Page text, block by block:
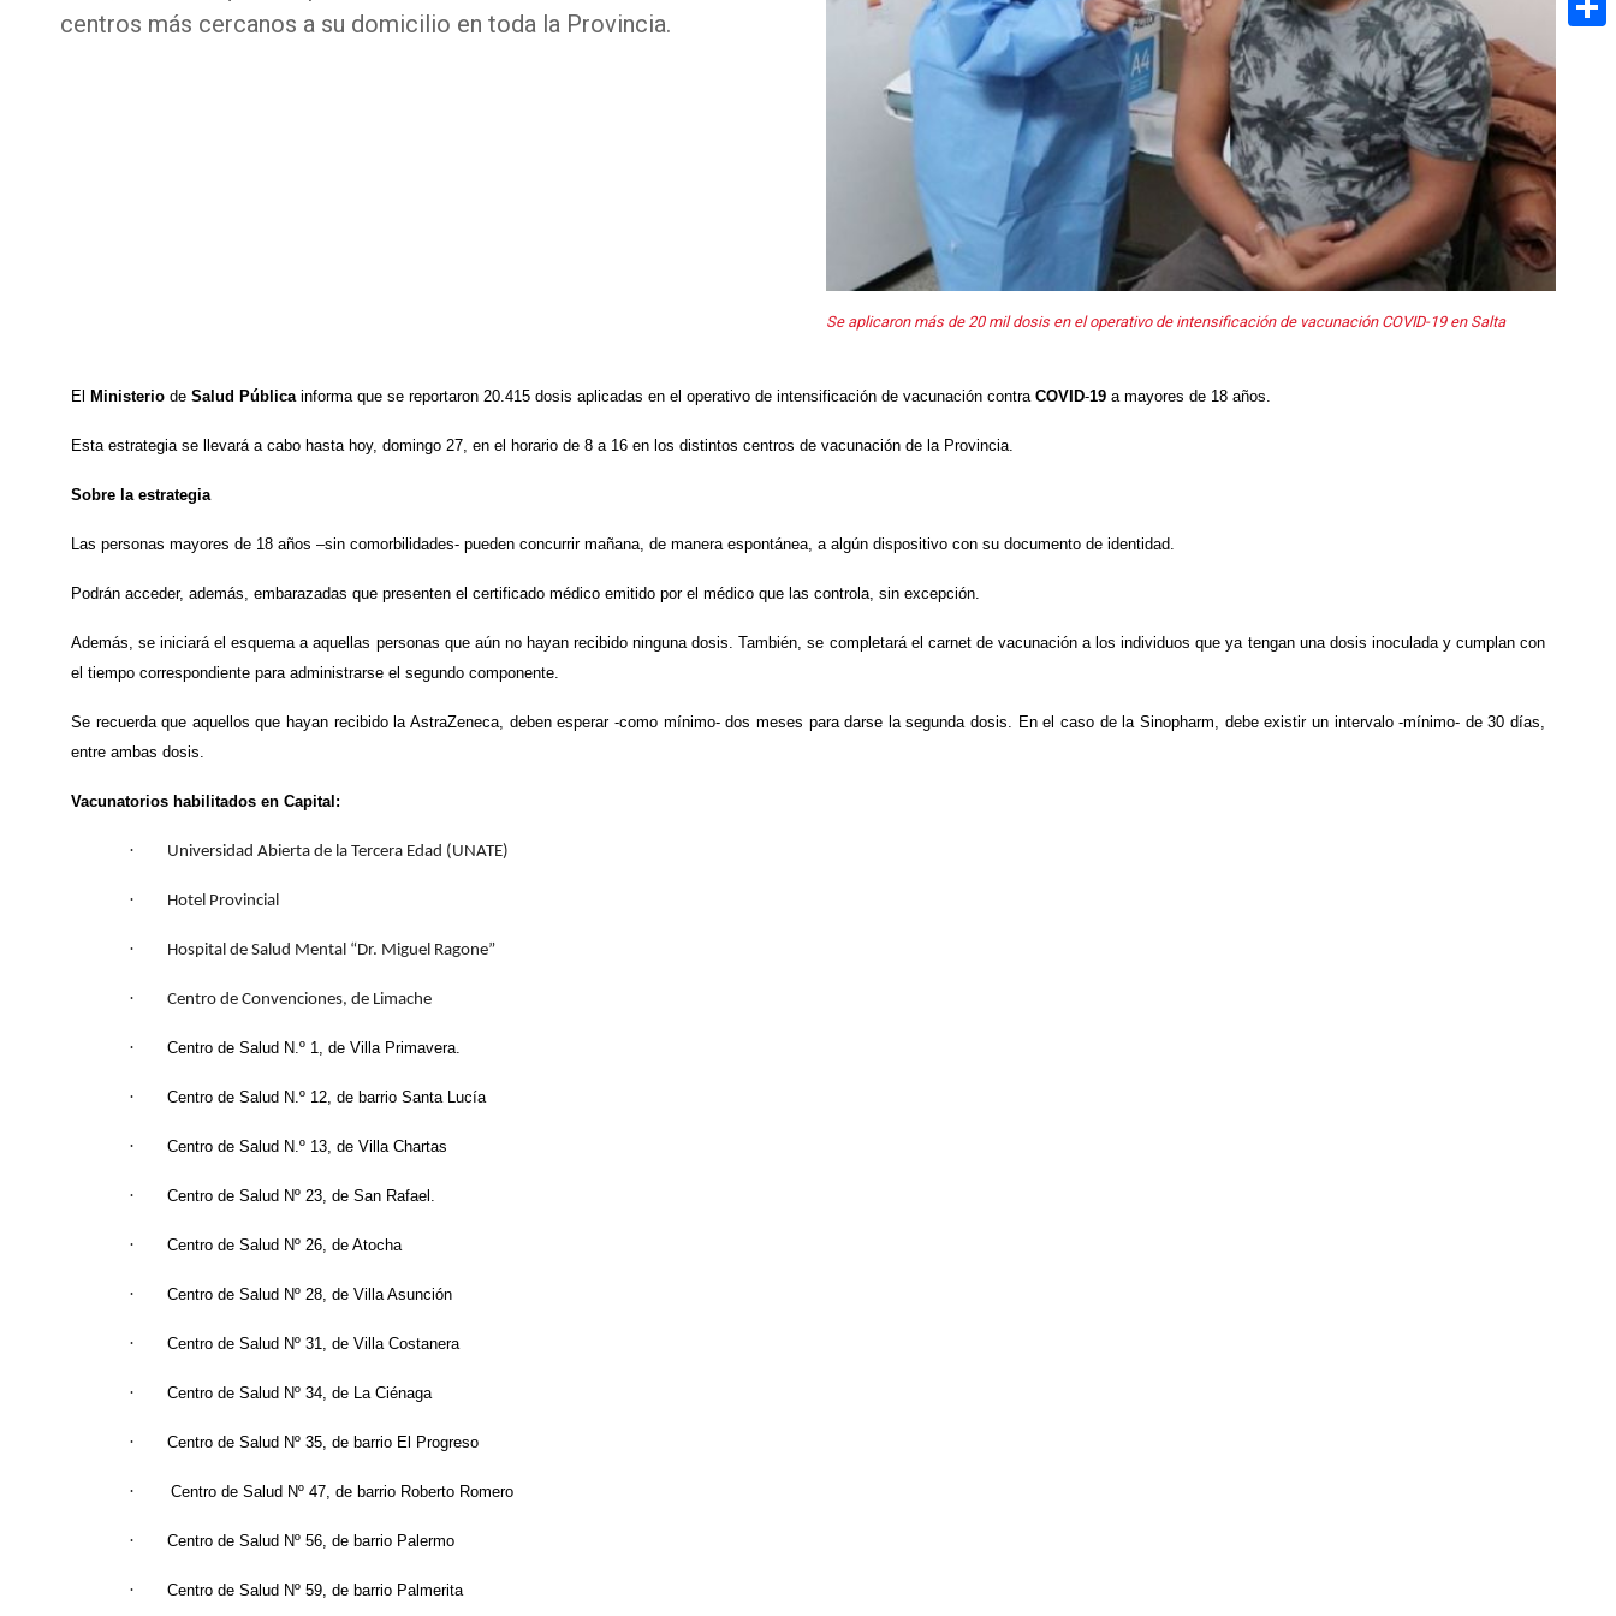
centros más cercanos a su domicilio en toda la Provincia.
Se aplicaron más de 20 mil dosis en el operativo de intensificación de vacunación COVID-19 en Salta
El Ministeriode Salud Públicainforma que se reportaron 20.415 dosis aplicadas en el operativo de intensificación de vacunación contra COVID-19a mayores de 18 años.
Esta estrategia se llevará a cabo hasta hoy, domingo 27, en el horario de 8 a 16 en los distintos centros de vacunación de la Provincia.
Sobre la estrategia
Las personas mayores de 18 años –sin comorbilidades- pueden concurrir mañana, de manera espontánea, a algún dispositivo con su documento de identidad.
Podrán acceder, además, embarazadas que presenten el certificado médico emitido por el médico que las controla, sin excepción.
Además, se iniciará el esquema a aquellas personas que aún no hayan recibido ninguna dosis. También, se completará el carnet de vacunación a los individuos que ya tengan una dosis inoculada y cumplan con
el tiempo correspondiente para administrarse el segundo componente.
Se recuerda que aquellos que hayan recibido la AstraZeneca, deben esperar -como mínimo- dos meses para darse la segunda dosis. En el caso de la Sinopharm, debe existir un intervalo -mínimo- de 30 días,
entre ambas dosis.
Vacunatorios habilitados en Capital:
· Universidad Abierta de la Tercera Edad (UNATE)
· Hotel Provincial
· Hospital de Salud Mental “Dr. Miguel Ragone”
· Centro de Convenciones, de Limache
· Centro de Salud N.º 1, de Villa Primavera.
· Centro de Salud N.º 12, de barrio Santa Lucía
· Centro de Salud N.º 13, de Villa Chartas
· Centro de Salud Nº 23, de San Rafael.
· Centro de Salud Nº 26, de Atocha
· Centro de Salud Nº 28, de Villa Asunción
· Centro de Salud Nº 31, de Villa Costanera
· Centro de Salud Nº 34, de La Ciénaga
· Centro de Salud Nº 35, de barrio El Progreso
· Centro de Salud Nº 47, de barrio Roberto Romero
· Centro de Salud Nº 56, de barrio Palermo
· Centro de Salud Nº 59, de barrio Palmerita